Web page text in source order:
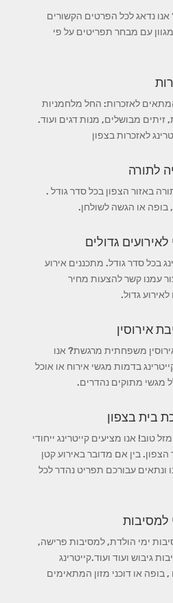
אנו נדאג לכל הפרטים הקשורים
עם מבחר תפריטים על פי
לאזכרות: החל מלחמניות
זיתים מבושלים, מנות דגים ועוד.
לאזכרות בצפון
לתורה
באזור הצפון בכל סדר גודל .
בופה או הגשה לשולחן.
גדולים
בכל סדר גודל. מתכננים אירוע
עמנו קשר להצעות מחיר
גדול.
אירוסין
משפחתית מרגשת? אנו
בדמות מגשי אירוח או אוכל
מגשי מתוקים נהדרים.
בית בצפון
טוב! אנו מציעים קייטרינג ייחודי
הצפון. בין אם מדובר באירוע קטן
ונתאים עבורכם תפריט נהדר לכל
למסיבות
ימי הולדת, למסיבות פרישה,
גיבוש ועוד ועוד.קייטרינג
או דוכני מזון המתאימים